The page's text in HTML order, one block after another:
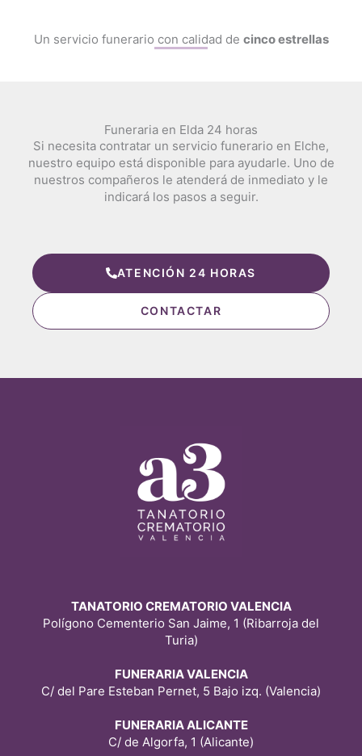
Un servicio funerario con calidad de cinco estrellas
Funeraria en Elda 24 horas
Si necesita contratar un servicio funerario en Elche,
nuestro equipo está disponible para ayudarle. Uno de
nuestros compañeros le atenderá de inmediato y le
indicará los pasos a seguir.
ATENCIÓN 24 HORAS
CONTACTAR
TANATORIO CREMATORIO VALENCIA
Polígono Cementerio San Jaime, 1 (Ribarroja del
Turia)
FUNERARIA VALENCIA
C/ del Pare Esteban Pernet, 5 Bajo izq. (Valencia)
FUNERARIA ALICANTE
C/ de Algorfa, 1 (Alicante)